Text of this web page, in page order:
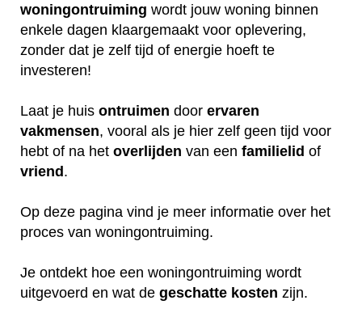
woningontruiming wordt jouw woning binnen
enkele dagen klaargemaakt voor oplevering,
zonder dat je zelf tijd of energie hoeft te
investeren!
Laat je huis ontruimen door ervaren
vakmensen, vooral als je hier zelf geen tijd voor
hebt of na het overlijden van een familielid of
vriend.
Op deze pagina vind je meer informatie over het
proces van woningontruiming.
Je ontdekt hoe een woningontruiming wordt
uitgevoerd en wat de geschatte kosten zijn.